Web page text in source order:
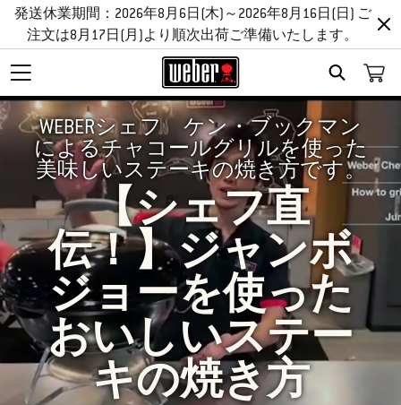
SEARCH
発送休業期間：2026年8月6日(木)～2026年8月16日(日) ご
注文は8月17日(月)より順次出荷ご準備いたします。
WEBERシェフ ケン・ブックマン
によるチャコールグリルを使った
美味しいステーキの焼き方です。
【シェフ直
伝！】ジャンボ
ジョーを使った
おいしいステー
キの焼き方